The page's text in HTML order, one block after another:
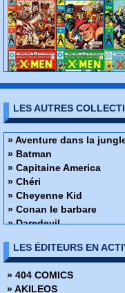
LES AUTRES
» Aventure dans la
» Batman
» Capitaine America
» Chéri
» Cheyenne Kid
» Conan le barbare
» Daredevil
» Fantastic Four
» Fantômes echos du
» Flash
LES ÉDITEURS EN
» 404 COMICS
» AKILEOS